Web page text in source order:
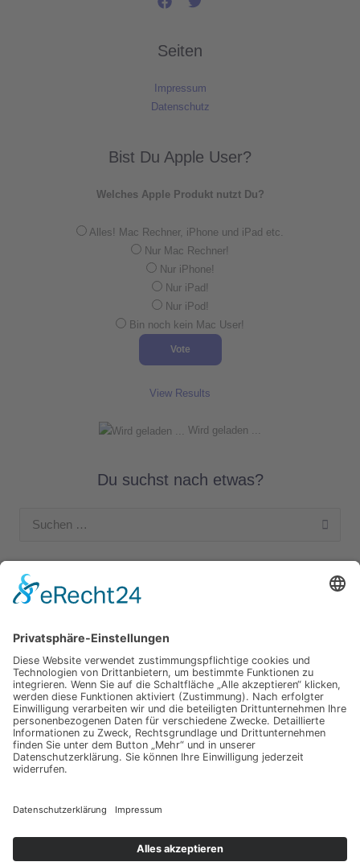
Seiten
Impressum
Datenschutz
Bist Du Apple User?
Welches Apple Produkt nutzt Du?
Alles! Mac Rechner, iPhone und iPad etc.
Nur Mac Rechner!
Nur iPhone!
Nur iPad!
Nur iPod!
Bin noch kein Mac User!
View Results
Wird geladen ...
Du suchst nach etwas?
Suchen
Unsere Kategorien
Apple Intern
Apple Software
Nützliches Apple Zubehör
Gut zu wissen
iPad und iPod
iPhone
OSX